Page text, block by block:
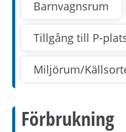
Barnvagnsrum
Tillgång till P-
Miljörum/
Förbrukning